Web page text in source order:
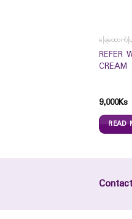
ခြေထောက်ပ
REFER
CREAM
9,000Ks
READ